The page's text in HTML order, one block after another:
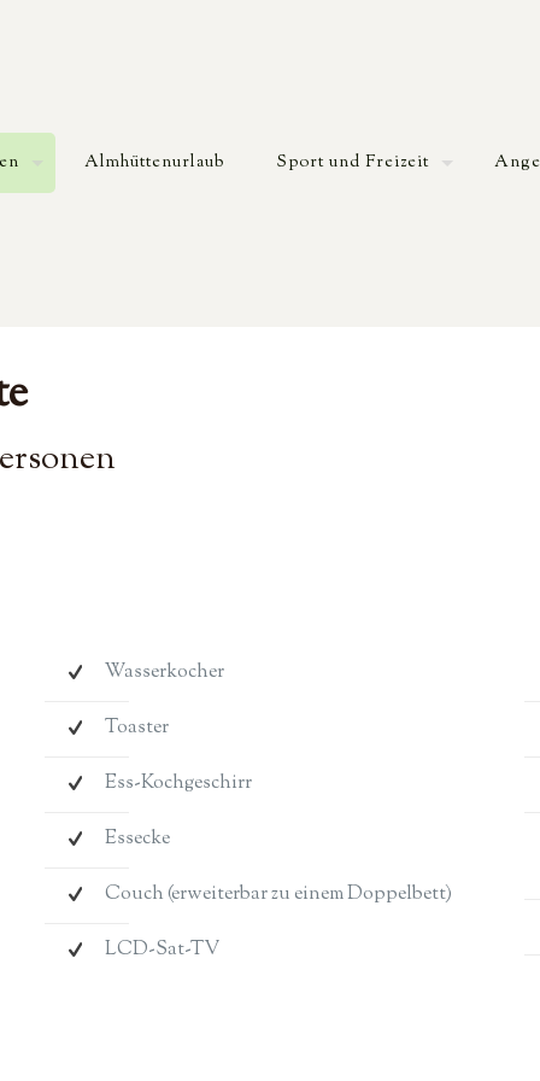
Almhüttenurlaub Sport und Freizeit
Wasserkocher
Toaster
Ess-Kochgeschirr
Essecke
Couch (erweiterbar zu einem Doppelbett)
LCD-Sat-TV